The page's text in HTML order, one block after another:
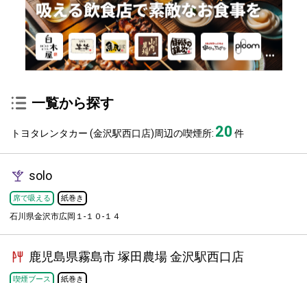
一覧から探す
トヨタレンタカー (金沢駅西口店)周辺の喫煙所: 20件
solo
席で吸える 紙巻き
石川県金沢市広岡１-１０-１４
鹿児島県霧島市 塚田農場 金沢駅西口店
喫煙ブース 紙巻き